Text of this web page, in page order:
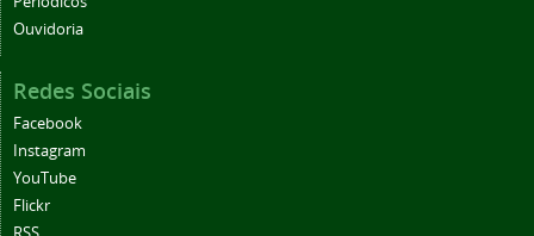
Ouvidoria
Redes Sociais
Facebook
Instagram
YouTube
Flickr